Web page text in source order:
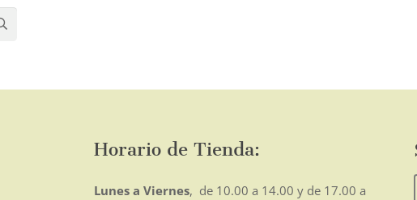
Horario de Tienda:
Lunes a Viernes, de 10.00 a 14.00 y de 17.00 a